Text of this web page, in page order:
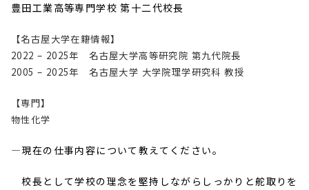
豊田工業高等専門学校 第十二代校長
【名古屋大学在籍情報】
2022 – 2025年 名古屋大学高等研究院 第九代院長
2005 – 2025年 名古屋大学 大学院理学研究科 教授
【専門】
物性化学
―現在の仕事内容について教えてください。
校長として学校の理念を堅持しながらしっかりと舵取りを